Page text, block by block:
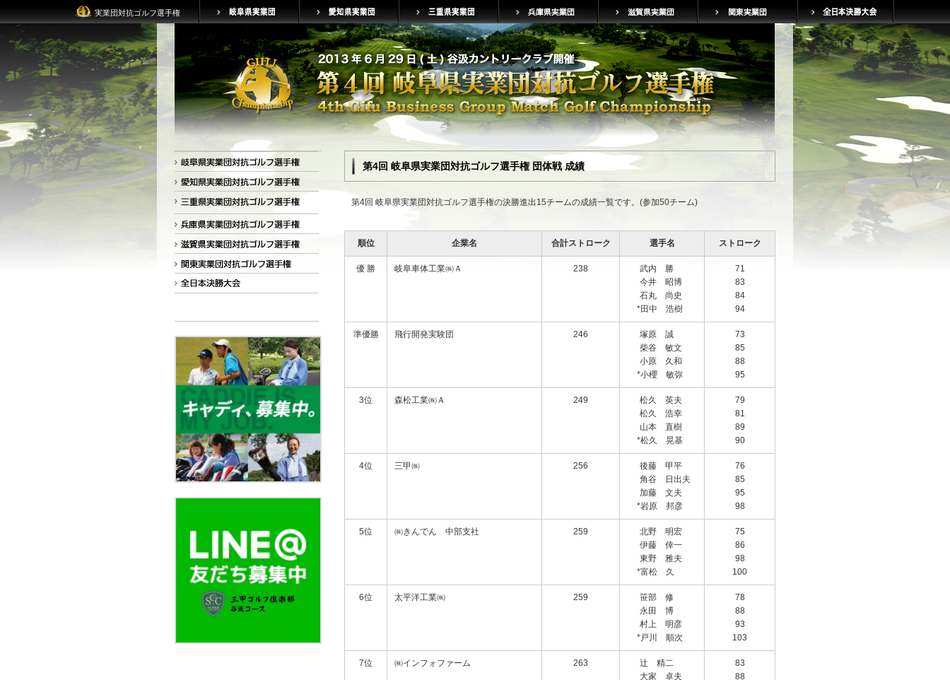
実業団対抗ゴルフ選手権
第4回 岐阜県実業団対抗ゴルフ選手権 団体戦 成績
第4回 岐阜県実業団対抗ゴルフ選手権の決勝進出15チームの成績一覧です。(参加50チーム)
順位 企業名 合計ストローク 選手名 ストローク
優 勝 岐阜車体工業㈱Ａ 238
武内 勝
今井 昭博
石丸 尚史
*田中 浩樹
71
83
84
94
準優勝 飛行開発実験団 246
塚原 誠
柴谷 敏文
小原 久和
*小櫻 敏弥
73
85
88
95
3位 森松工業㈱Ａ 249
松久 英夫
松久 浩幸
山本 直樹
*松久 晃基
79
81
89
90
4位 三甲㈱ 256
後藤 甲平
角谷 日出夫
加藤 文夫
*岩原 邦彦
76
85
95
98
5位 ㈱きんでん 中部支社 259
北野 明宏
伊藤 倖一
東野 雅夫
*富松 久
75
86
98
100
6位 太平洋工業㈱ 259
笹部 修
永田 博
村上 明彦
*戸川 順次
78
88
93
103
7位 ㈱インフォファーム 263
辻 精二
大家 卓夫
83
88